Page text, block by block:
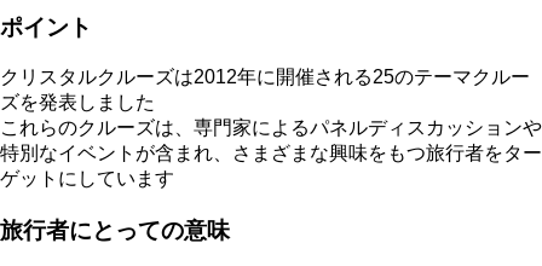
ポイント
クリスタルクルーズは2012年に開催される25のテーマクルー
ズを発表しました
これらのクルーズは、専門家によるパネルディスカッションや
特別なイベントが含まれ、さまざまな興味をもつ旅行者をター
ゲットにしています
旅行者にとっての意味